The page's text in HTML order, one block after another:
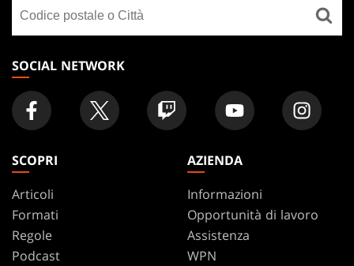
FOOTER
un
negozio
SOCIAL NETWORK
SCOPRI
Articoli
Formati
Regole
Podcast
AZIENDA
Informazioni
Opportunità di lavoro
Assistenza
WPN